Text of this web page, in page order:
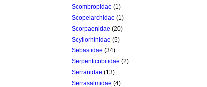
Scombropidae (1)
Scopelarchidae (1)
Scorpaenidae (20)
Scyliorhinidae (5)
Sebastidae (34)
Serpenticobitidae (2)
Serranidae (13)
Serrasalmidae (4)